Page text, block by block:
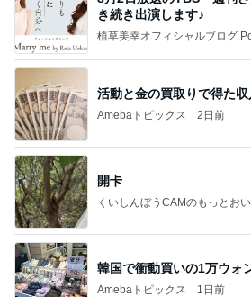
き続き出演します♪
植草美幸オフィシャルブログ
活動と金の買取りで得た収
Amebaトピックス 2日前
開卡
くいしんぼうCAMのもっとお
韓国で衝動買いの1万ウォ
Amebaトピックス 1日前